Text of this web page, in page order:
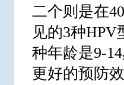
二个则是在
见的3种
种年龄是9-
更好的预防